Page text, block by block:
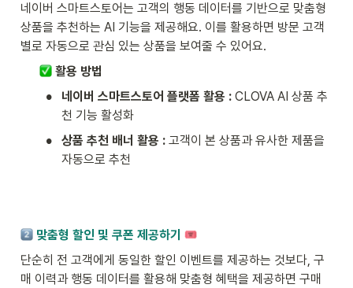
네이버 스마트스토어는 고객의 행동 데이터를 기반으로 맞춤형
상품을 추천하는 AI 기능을 제공해요. 이를 활용하면 방문 고객
별로 자동으로 관심 있는 상품을 보여줄 수 있어요.
활용 방법
• 네이버 스마트스토어 플랫폼 활용 : CLOVA AI 상품 추
천 기능 활성화
• 상품 추천 배너 활용 : 고객이 본 상품과 유사한 제품을
자동으로 추천
맞춤형 할인 및 쿠폰 제공하기
단순히 전 고객에게 동일한 할인 이벤트를 제공하는 것보다, 구
매 이력과 행동 데이터를 활용해 맞춤형 혜택을 제공하면 구매